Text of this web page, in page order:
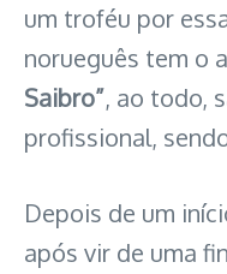
um troféu por
norueguês tem o
Saibro”, ao todo,
profissional,
Depois de um
após vir de uma